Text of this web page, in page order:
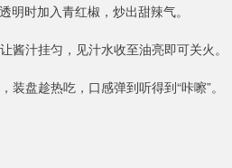
时加入青红椒，炒出甜辣气。
汁挂匀，见汁水收至油亮即可关火。
盘趁热吃，口感弹到听得到“咔嚓”。